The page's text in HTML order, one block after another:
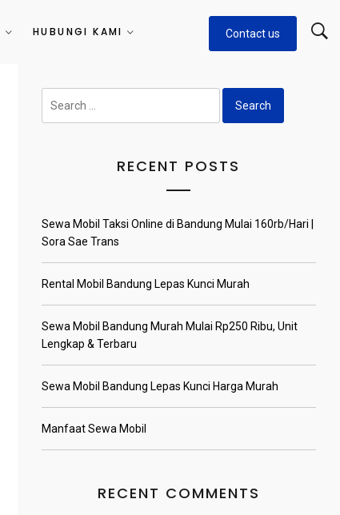
Contact us
HUBUNGI KAMI
for:
RECENT POSTS
Sewa Mobil Taksi Online di Bandung Mulai 160rb/Hari |
Sora Sae Trans
Rental Mobil Bandung Lepas Kunci Murah
Sewa Mobil Bandung Murah Mulai Rp250 Ribu, Unit
Lengkap & Terbaru
Sewa Mobil Bandung Lepas Kunci Harga Murah
Manfaat Sewa Mobil
RECENT COMMENTS